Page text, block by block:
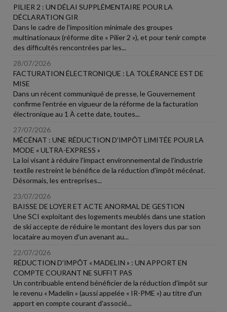
PILIER 2 : UN DÉLAI SUPPLÉMENTAIRE POUR LA
DÉCLARATION GIR
Dans le cadre de l'imposition minimale des groupes
multinationaux (réforme dite « Pilier 2 »), et pour tenir compte
des difficultés rencontrées par les...
28/07/2026
FACTURATION ÉLECTRONIQUE : LA TOLÉRANCE EST DE
MISE
Dans un récent communiqué de presse, le Gouvernement
confirme l'entrée en vigueur de la réforme de la facturation
électronique au 1 À cette date, toutes...
27/07/2026
MÉCÉNAT : UNE RÉDUCTION D'IMPÔT LIMITÉE POUR LA
MODE « ULTRA-EXPRESS »
La loi visant à réduire l'impact environnemental de l'industrie
textile restreint le bénéfice de la réduction d'impôt mécénat.
Désormais, les entreprises...
23/07/2026
BAISSE DE LOYER ET ACTE ANORMAL DE GESTION
Une SCI exploitant des logements meublés dans une station
de ski accepte de réduire le montant des loyers dus par son
locataire au moyen d'un avenant au...
22/07/2026
RÉDUCTION D'IMPÔT « MADELIN » : UN APPORT EN
COMPTE COURANT NE SUFFIT PAS
Un contribuable entend bénéficier de la réduction d'impôt sur
le revenu « Madelin » (aussi appelée « IR-PME ») au titre d'un
apport en compte courant d'associé...